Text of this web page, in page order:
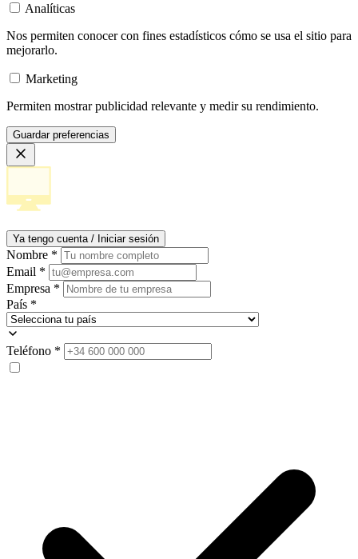
Analíticas
Nos permiten conocer con fines estadísticos cómo se usa el sitio para
mejorarlo.
Marketing
Permiten mostrar publicidad relevante y medir su rendimiento.
Guardar preferencias
Ya tengo cuenta / Iniciar sesión
Nombre *
Email *
Empresa *
País *
Teléfono *